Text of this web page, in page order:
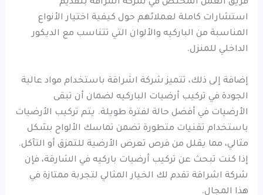
فريق العمل المختص في شركة اشراقة بتقديم
استشارات كاملة لعملائهم حول كيفية اختيار الأنواع
المناسبة من الباركيه والألوان التي تتناسب مع الديكور
الداخلي للمنزل.
إضافة إلى ذلك، تتميز شركة اشراقة باستخدام مواد عالية
الجودة في تركيب أرضيات الباركيه لضمان أن تبقى
الأرضيات في أفضل حالة لفترة طويلة. يتم تركيب الأرضيات
باستخدام تقنيات متطورة تضمن تماسك الألواح بشكل
مثالي، مما يقلل من فرص تعرض الأرضية للتمزق أو التآكل.
إذا كنت تبحث عن تركيب أرضيات باركيه في الشارقة، فإن
شركة اشراقة تقدم لك الخيار المثالي لتجربة ممتازة في
هذا المجال.